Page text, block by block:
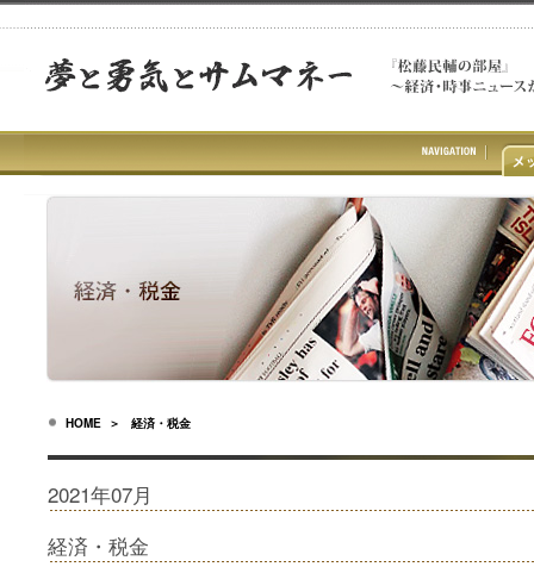
HOME ＞ 経済・税金
2021年07月
経済・税金